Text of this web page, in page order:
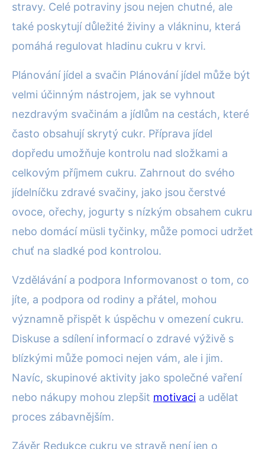
stravy. Celé potraviny jsou nejen chutné, ale
také poskytují důležité živiny a vlákninu, která
pomáhá regulovat hladinu cukru v krvi.
Plánování jídel a svačin Plánování jídel může být
velmi účinným nástrojem, jak se vyhnout
nezdravým svačinám a jídlům na cestách, které
často obsahují skrytý cukr. Příprava jídel
dopředu umožňuje kontrolu nad složkami a
celkovým příjmem cukru. Zahrnout do svého
jídelníčku zdravé svačiny, jako jsou čerstvé
ovoce, ořechy, jogurty s nízkým obsahem cukru
nebo domácí müsli tyčinky, může pomoci udržet
chuť na sladké pod kontrolou.
Vzdělávání a podpora Informovanost o tom, co
jíte, a podpora od rodiny a přátel, mohou
významně přispět k úspěchu v omezení cukru.
Diskuse a sdílení informací o zdravé výživě s
blízkými může pomoci nejen vám, ale i jim.
Navíc, skupinové aktivity jako společné vaření
nebo nákupy mohou zlepšit motivaci a udělat
proces zábavnějším.
Závěr Redukce cukru ve stravě není jen o